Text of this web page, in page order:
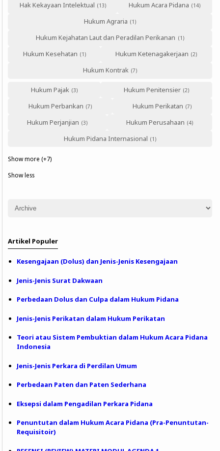
Hak Kekayaan Intelektual
Hukum Acara Pidana
Hukum Agraria
Hukum Kejahatan Laut dan Peradilan Perikanan
Hukum Kesehatan
Hukum Ketenagakerjaan
Hukum Kontrak
Hukum Pajak
Hukum Penitensier
Hukum Perbankan
Hukum Perikatan
Hukum Perjanjian
Hukum Perusahaan
Hukum Pidana Internasional
Show more (+7)
Show less
Artikel Populer
Kesengajaan (Dolus) dan Jenis-Jenis Kesengajaan
Jenis-Jenis Surat Dakwaan
Perbedaan Dolus dan Culpa dalam Hukum Pidana
Jenis-Jenis Perikatan dalam Hukum Perikatan
Teori atau Sistem Pembuktian dalam Hukum Acara Pidana
Indonesia
Jenis-Jenis Perkara di Perdilan Umum
Perbedaan Paten dan Paten Sederhana
Eksepsi dalam Pengadilan Perkara Pidana
Penuntutan dalam Hukum Acara Pidana (Pra-Penuntutan-
Requisitoir)